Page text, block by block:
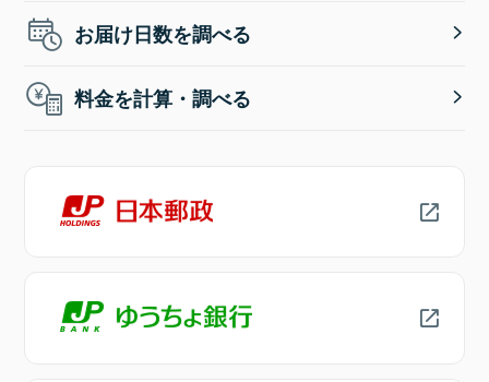
お届け日数を調べる
料金を計算・調べる